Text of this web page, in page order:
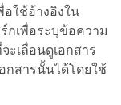
อใช้อ้างอิงใน
กเพื่อระบุข้อความ
เลื่อนดูเอกสาร
กสารนั้นได้โดยใช้